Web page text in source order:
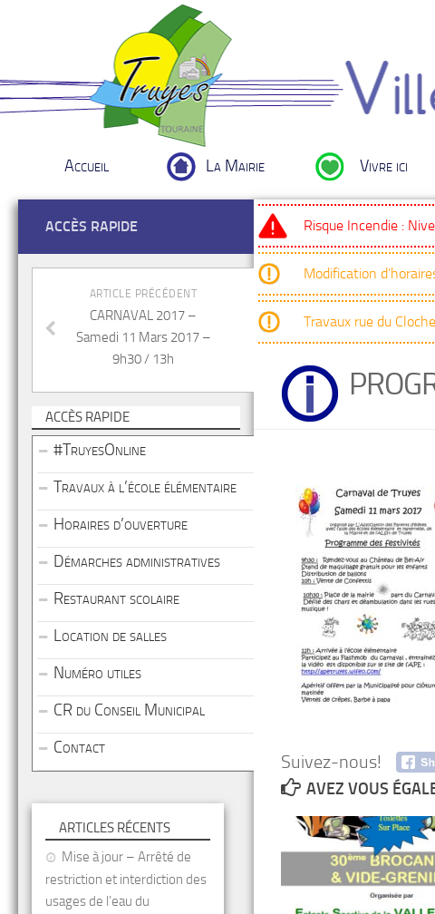
Accueil La Mairie Vivre ici
Risque Incendie :
Modification
Travaux rue du
Suivez-nous!
AVEZ VOUS
ACCÈS RAPIDE
ARTICLE PRÉCÉDENT
CARNAVAL 2017 –
Samedi 11 Mars 2017 –
9h30 / 13h
ACCÈS RAPIDE
#TruyesOnline
Travaux à l’école élémentaire
Horaires d’ouverture
Démarches administratives
Restaurant scolaire
Location de salles
Numéro utiles
CR du Conseil Municipal
Contact
ARTICLES RÉCENTS
Mise à jour – Arrêté de
restriction et interdiction des
usages de l’eau du